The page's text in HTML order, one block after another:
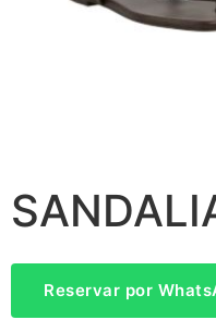
Reservar por